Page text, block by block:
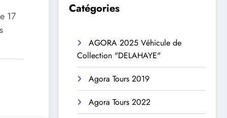
17
Catégories
AGORA 2025 Véhicule de
Collection "DELAHAYE"
Agora Tours 2019
Agora Tours 2022